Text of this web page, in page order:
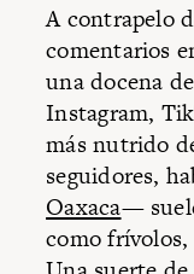
A contrapelo
comentarios
una docena
Instagram,
más nutrido
seguidores,
Oaxaca—
como